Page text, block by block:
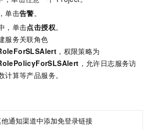
单击告警。
，单击点击授权。
服务关联角色
，权限策略为
，允许日志服务访
算等产品服务。
通知渠道中添加免登录链接